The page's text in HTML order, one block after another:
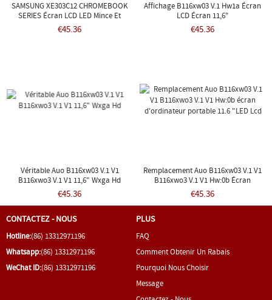
SAMSUNG XE303C12 CHROMEBOOK
SERIES Écran LCD LED Mince Et
Brillant WXGA HD De 11,6 Pouces
€45.36
Affichage B116xw03 V.1 Hw1a Écran
LCD Écran 11,6"
€45.36
Véritable Auo B116xw03 V.1 V1
B116xwo3 V.1 V1 11,6" Wxga Hd
€45.36
Remplacement Auo B116xw03 V.1 V1
B116xwo3 V.1 V1 Hw:0b Écran
D'ordinateur Portable 11.6 "LED Lcd
€45.36
CONTACTEZ - NOUS
Hotline:(86) 13312971196
Whatsapp:(86) 13312971196
WeChat ID:(86) 13312971196
PLUS
FAQ
Comment Obtenir Un Rabais
Pourquoi Nous Choisir
Message